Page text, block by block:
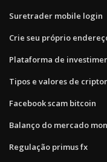
Suretrader mobile login
Crie seu próprio
Plataforma de
Tipos e valores de
Facebook scam bitcoin
Balanço do mercado
Regulação primus fx